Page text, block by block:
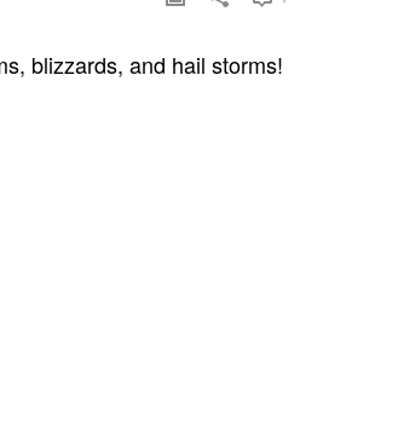
blizzards, and hail storms!